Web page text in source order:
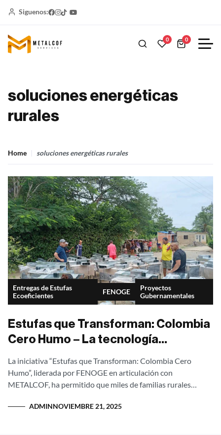
Siguenos:
0 0
soluciones energéticas
rurales
Home soluciones energéticas rurales
Entregas de Estufas
Ecoeficientes
FENOGE
Proyectos
Gubernamentales
Estufas que Transforman: Colombia
Cero Humo – La tecnología
los hogares rurales
La iniciativa “Estufas que Transforman: Colombia Cero
Humo”, liderada por FENOGE en articulación con
METALCOF, ha permitido que miles de familias rurales
ADMINNOVIEMBRE 21, 2025